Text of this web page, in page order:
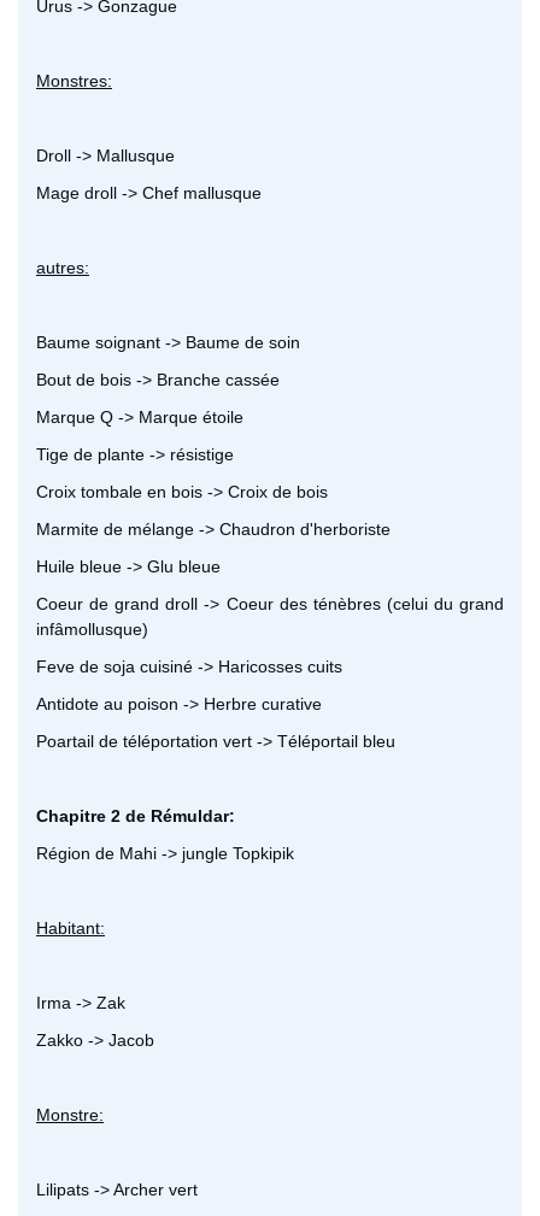
Urus -> Gonzague
Monstres:
Droll -> Mallusque
Mage droll -> Chef mallusque
autres:
Baume soignant -> Baume de soin
Bout de bois -> Branche cassée
Marque Q -> Marque étoile
Tige de plante -> résistige
Croix tombale en bois -> Croix de bois
Marmite de mélange -> Chaudron d'herboriste
Huile bleue -> Glu bleue
Coeur de grand droll -> Coeur des ténèbres (celui du grand
infâmollusque)
Feve de soja cuisiné -> Haricosses cuits
Antidote au poison -> Herbre curative
Poartail de téléportation vert -> Téléportail bleu
Chapitre 2 de Rémuldar:
Région de Mahi -> jungle Topkipik
Habitant:
Irma -> Zak
Zakko -> Jacob
Monstre:
Lilipats -> Archer vert